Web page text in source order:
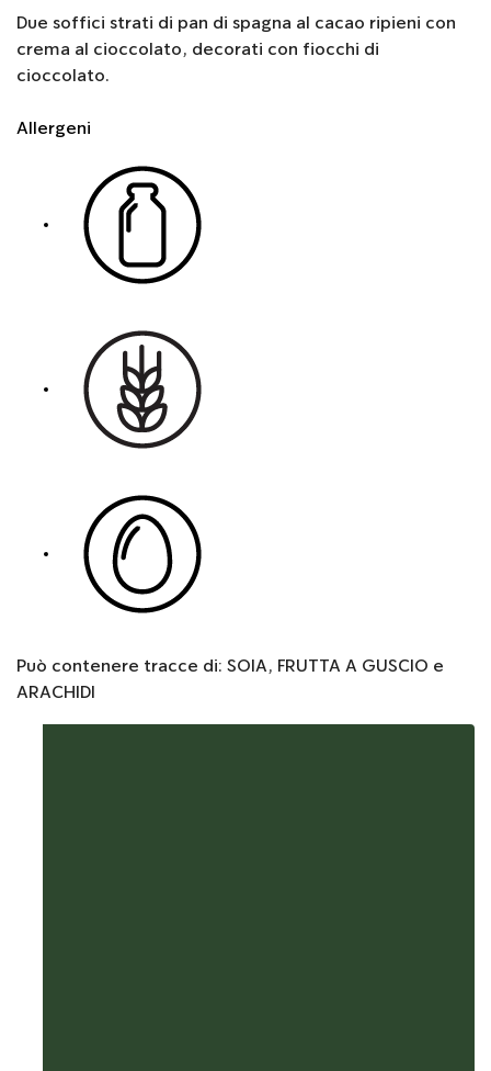
Due soffici strati di pan di spagna al cacao ripieni con
crema al cioccolato, decorati con fiocchi di
cioccolato.
Allergeni
Può contenere tracce di: SOIA, FRUTTA A GUSCIO e
ARACHIDI